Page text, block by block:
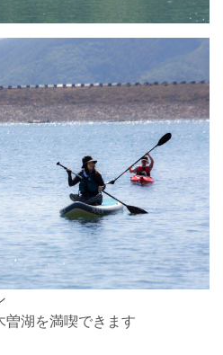
曽湖を満喫できます